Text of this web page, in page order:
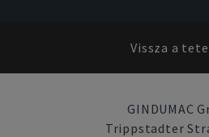
Vissza a
GINDUMAC
Trippstadter